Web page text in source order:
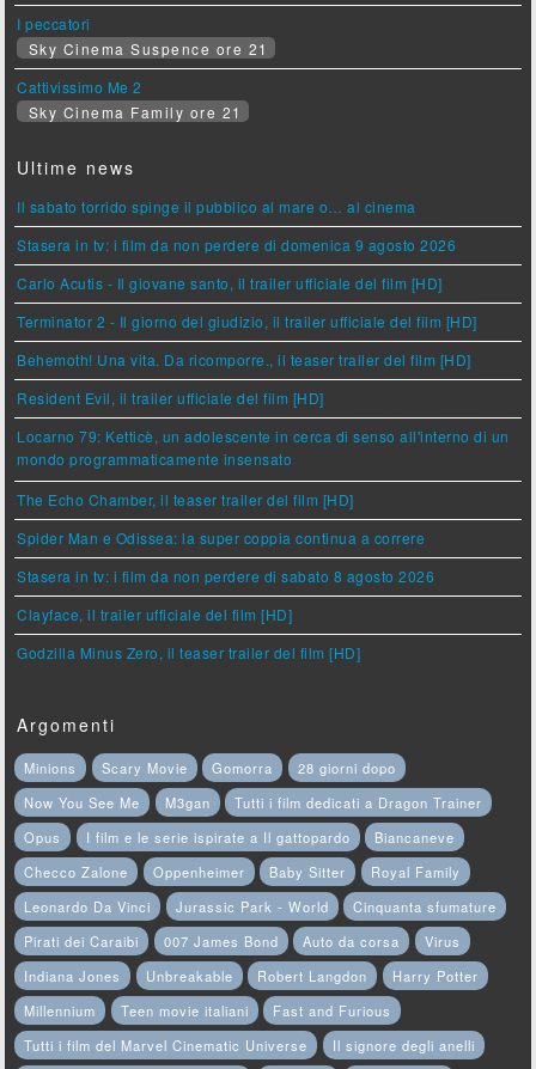
I peccatori
Sky Cinema Suspence ore 21
Cattivissimo Me 2
Sky Cinema Family ore 21
Ultime news
Il sabato torrido spinge il pubblico al mare o… al cinema
Stasera in tv: i film da non perdere di domenica 9 agosto 2026
Carlo Acutis - Il giovane santo, il trailer ufficiale del film [HD]
Terminator 2 - Il giorno del giudizio, il trailer ufficiale del film [HD]
Behemoth! Una vita. Da ricomporre., il teaser trailer del film [HD]
Resident Evil, il trailer ufficiale del film [HD]
Locarno 79: Ketticè, un adolescente in cerca di senso all'interno di un
mondo programmaticamente insensato
The Echo Chamber, il teaser trailer del film [HD]
Spider Man e Odissea: la super coppia continua a correre
Stasera in tv: i film da non perdere di sabato 8 agosto 2026
Clayface, il trailer ufficiale del film [HD]
Godzilla Minus Zero, il teaser trailer del film [HD]
Argomenti
Minions Scary Movie Gomorra
28 giorni dopo
Now You See Me
M3gan
Tutti i film dedicati a Dragon Trainer
Opus
I film e le serie ispirate a Il gattopardo
Biancaneve
Checco Zalone
Oppenheimer Baby Sitter
Royal Family
Leonardo Da Vinci
Jurassic Park - World
Cinquanta sfumature
Pirati dei Caraibi
007 James Bond Auto da corsa
Virus
Indiana Jones
Unbreakable Robert Langdon
Harry Potter
Millennium
Teen movie italiani
Fast and Furious
Tutti i film del Marvel Cinematic Universe
Il signore degli anelli